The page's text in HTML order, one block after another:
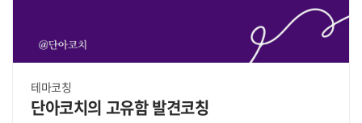
테마코칭
단아코치의 고유함 발견코칭